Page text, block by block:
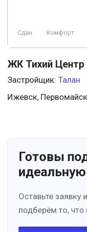
Сдан Комфорт
ЖК Тихий Центр
Застройщик: Талан
Ижевск,
Готовы
Оставьте заявку
подберём то,